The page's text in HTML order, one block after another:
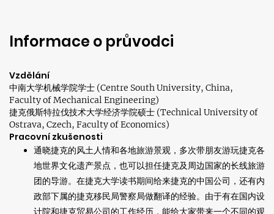
Informace o průvodci
Vzdělání
中南大学机械学院学士 (Centre South University, China,
Faculty of Mechanical Engineering)
捷克俄斯特拉伐技术大学经济学院硕士 (Technical University of
Ostrava, Czech, Faculty of Economics)
Pracovní zkušenosti
通晓捷克的风土人情和各地旅游景观，多次带朋友游玩捷克各
地世界文化遗产景点，也可以担任捷克及周边国家的长线旅游
团的导游。在捷克大学读书期间给来捷克的中国公司，还有内
政部下属的捷克移民局警察局做翻译的经验。由于有在国内设
计院和捷克贸易公司的工作经历，能给大家带来一个不同的观